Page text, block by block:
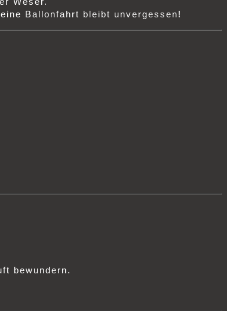
Ballonfahrt bleibt unvergessen!
bewundern.